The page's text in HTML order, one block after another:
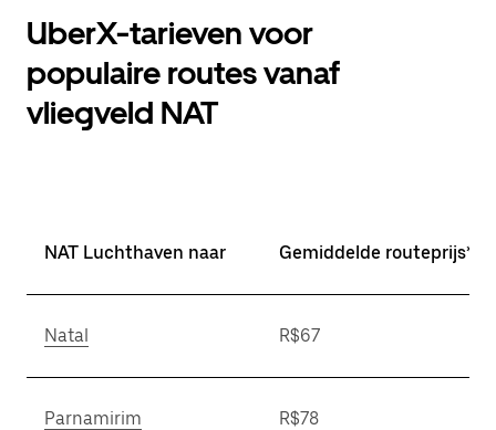
UberX-tarieven voor
populaire routes vanaf
vliegveld NAT
NAT Luchthaven naar Gemiddelde routeprijs*
Natal R$67
Parnamirim R$78